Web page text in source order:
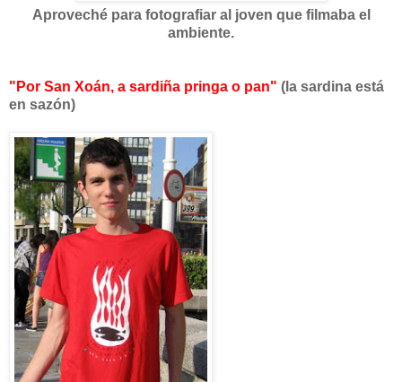
Aproveché para fotografiar al joven que filmaba el
ambiente.
"Por San Xoán, a sardiña pringa o pan" (la sardina está
en sazón)